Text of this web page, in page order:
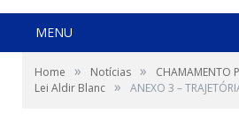
MENU
Home » Notícias »
CHAMAMENTO
Lei Aldir Blanc » ANEXO 3 –